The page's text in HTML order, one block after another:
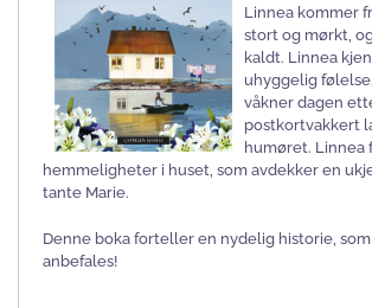
Linnea kommer
stort og mørkt,
kaldt. Linnea
uhyggelig
våkner dagen
postkortvakkert
humøret. Linnea
hemmeligheter i huset, som avdekker en
tante Marie.
Denne boka forteller en nydelig historie,
anbefales!